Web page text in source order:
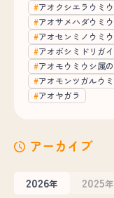
アオクシエラウミ
アオサメハダウミ
アオセンミノウミ
アオボシミドリガイ
アオモウミウシ属
アオモンツガルウ
アオヤガラ
アーカイブ
2026年 2025年